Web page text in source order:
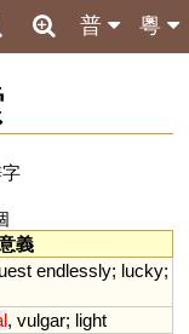
粵
普
義
endlessly; lucky;
, vulgar; light